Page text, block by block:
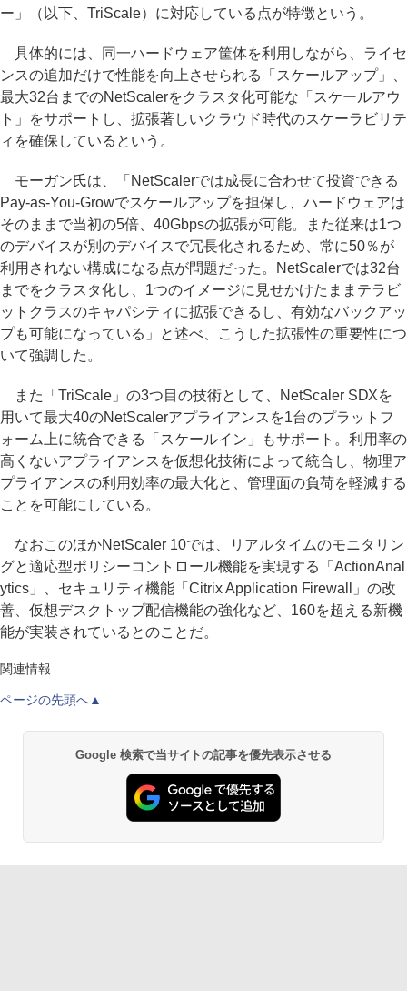
ー」（以下、TriScale）に対応している点が特徴という。
具体的には、同一ハードウェア筐体を利用しながら、ライセ
ンスの追加だけで性能を向上させられる「スケールアップ」、
最大32台までのNetScalerをクラスタ化可能な「スケールアウ
ト」をサポートし、拡張著しいクラウド時代のスケーラビリテ
ィを確保しているという。
モーガン氏は、「NetScalerでは成長に合わせて投資できる
Pay-as-You-Growでスケールアップを担保し、ハードウェアは
そのままで当初の5倍、40Gbpsの拡張が可能。また従来は1つ
のデバイスが別のデバイスで冗長化されるため、常に50％が
利用されない構成になる点が問題だった。NetScalerでは32台
までをクラスタ化し、1つのイメージに見せかけたままテラビ
ットクラスのキャパシティに拡張できるし、有効なバックアッ
プも可能になっている」と述べ、こうした拡張性の重要性につ
いて強調した。
また「TriScale」の3つ目の技術として、NetScaler SDXを
用いて最大40のNetScalerアプライアンスを1台のプラットフ
ォーム上に統合できる「スケールイン」もサポート。利用率の
高くないアプライアンスを仮想化技術によって統合し、物理ア
プライアンスの利用効率の最大化と、管理面の負荷を軽減する
ことを可能にしている。
なおこのほかNetScaler 10では、リアルタイムのモニタリン
グと適応型ポリシーコントロール機能を実現する「ActionAnal
ytics」、セキュリティ機能「Citrix Application Firewall」の改
善、仮想デスクトップ配信機能の強化など、160を超える新機
能が実装されているとのことだ。
関連情報
ページの先頭へ▲
Google 検索で当サイトの記事を優先表示させる